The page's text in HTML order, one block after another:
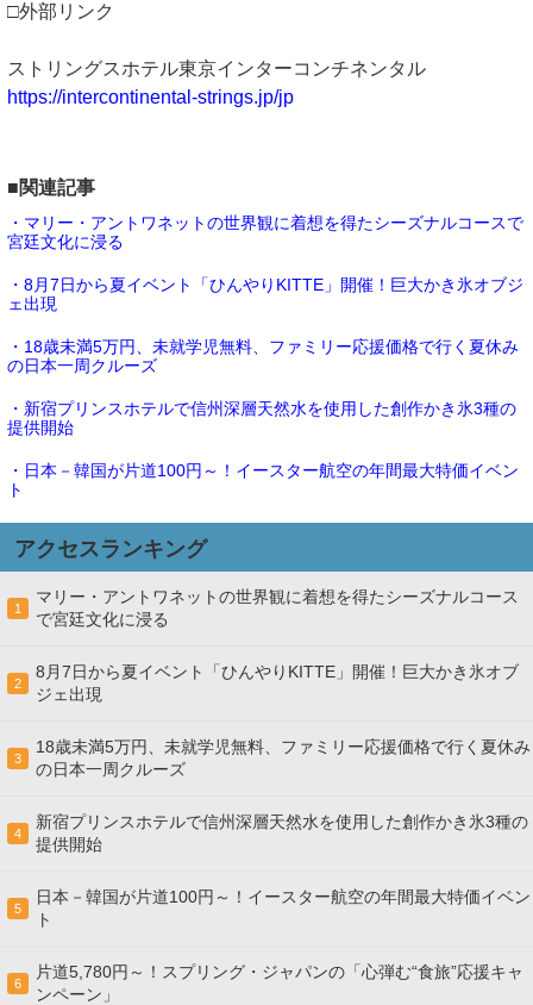
□外部リンク
ストリングスホテル東京インターコンチネンタル
https://intercontinental-strings.jp/jp
■関連記事
・マリー・アントワネットの世界観に着想を得たシーズナルコースで
宮廷文化に浸る
・8月7日から夏イベント「ひんやりKITTE」開催！巨大かき氷オブジ
ェ出現
・18歳未満5万円、未就学児無料、ファミリー応援価格で行く夏休み
の日本一周クルーズ
・新宿プリンスホテルで信州深層天然水を使用した創作かき氷3種の
提供開始
・日本－韓国が片道100円～！イースター航空の年間最大特価イベン
ト
アクセスランキング
1
マリー・アントワネットの世界観に着想を得たシーズナルコース
で宮廷文化に浸る
2
8月7日から夏イベント「ひんやりKITTE」開催！巨大かき氷オブ
ジェ出現
3
18歳未満5万円、未就学児無料、ファミリー応援価格で行く夏休み
の日本一周クルーズ
4
新宿プリンスホテルで信州深層天然水を使用した創作かき氷3種の
提供開始
5
日本－韓国が片道100円～！イースター航空の年間最大特価イベン
ト
6
片道5,780円～！スプリング・ジャパンの「心弾む“食旅”応援キャ
ンペーン」